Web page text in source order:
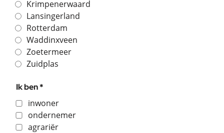
Krimpenerwaard
Lansingerland
Rotterdam
Waddinxveen
Zoetermeer
Zuidplas
Ik ben *
inwoner
ondernemer
agrariër